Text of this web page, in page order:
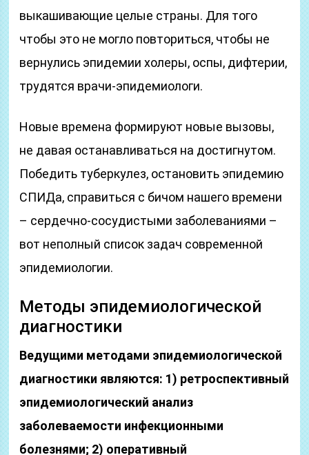
выкашивающие целые страны. Для того
чтобы это не могло повториться, чтобы не
вернулись эпидемии холеры, оспы, дифтерии,
трудятся врачи-эпидемиологи.
Новые времена формируют новые вызовы,
не давая останавливаться на достигнутом.
Победить туберкулез, остановить эпидемию
СПИДа, справиться с бичом нашего времени
– сердечно-сосудистыми заболеваниями –
вот неполный список задач современной
эпидемиологии.
Методы эпидемиологической
диагностики
Ведущими методами эпидемиологической
диагностики являются: 1) ретроспективный
эпидемиологический анализ
заболеваемости инфекционными
болезнями; 2) оперативный